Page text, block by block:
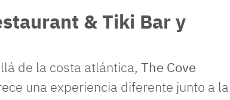
& Tiki Bar y
de la costa atlántica, The Cove
una experiencia diferente junto a la